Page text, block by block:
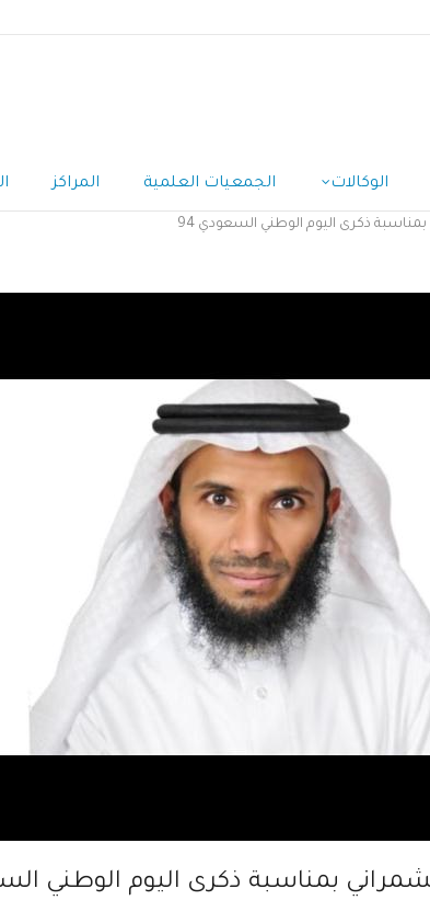
الوكالات الجمعيات العلمية المراكز
ذكرى اليوم الوطني السعودي 94
بمناسبة ذكرى اليوم الوطني